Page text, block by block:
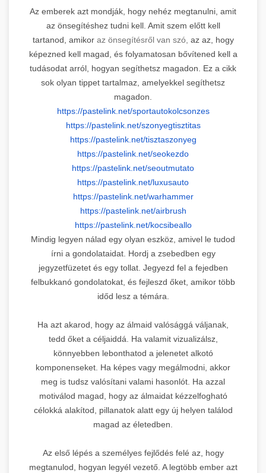
Az emberek azt mondják, hogy nehéz megtanulni, amit
az önsegítéshez tudni kell. Amit szem előtt kell
tartanod, amikor az önsegítésről van szó, az az, hogy
képezned kell magad, és folyamatosan bővítened kell a
tudásodat arról, hogyan segíthetsz magadon. Ez a cikk
sok olyan tippet tartalmaz, amelyekkel segíthetsz
magadon.
https://pastelink.net/sportautokolcsonzes
https://pastelink.net/szonyegtisztitas
https://pastelink.net/tisztaszonyeg
https://pastelink.net/seokezdo
https://pastelink.net/seoutmutato
https://pastelink.net/luxusauto
https://pastelink.net/warhammer
https://pastelink.net/airbrush
https://pastelink.net/kocsibeallo
Mindig legyen nálad egy olyan eszköz, amivel le tudod
írni a gondolataidat. Hordj a zsebedben egy
jegyzetfüzetet és egy tollat. Jegyezd fel a fejedben
felbukkanó gondolatokat, és fejleszd őket, amikor több
időd lesz a témára.
Ha azt akarod, hogy az álmaid valósággá váljanak,
tedd őket a céljaiddá. Ha valamit vizualizálsz,
könnyebben lebonthatod a jelenetet alkotó
komponenseket. Ha képes vagy megálmodni, akkor
meg is tudsz valósítani valami hasonlót. Ha azzal
motiválod magad, hogy az álmaidat kézzelfogható
célokká alakítod, pillanatok alatt egy új helyen találod
magad az életedben.
Az első lépés a személyes fejlődés felé az, hogy
megtanulod, hogyan legyél vezető. A legtöbb ember azt